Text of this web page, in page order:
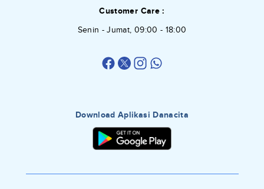
Customer Care :
Senin - Jumat, 09:00 - 18:00
Download Aplikasi Danacita